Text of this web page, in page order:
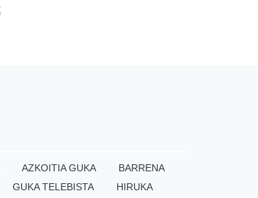
AZKOITIA GUKA
BARRENA
GUKA TELEBISTA HIRUKA